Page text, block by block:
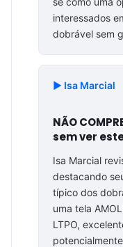
interessados
dobrável sem
▶️ Isa Marcial
NÃO
sem ver
Isa Marcial
destacando
típico dos
uma tela
LTPO,